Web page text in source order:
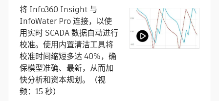
将 Info360 Insight 与
InfoWater Pro 连接，以使
用实时 SCADA 数据自动进行
校准。使用内置清洁工具将
校准时间缩短多达 40%，确
保模型准确、最新，从而加
快分析和资本规划。（视
频：15 秒）